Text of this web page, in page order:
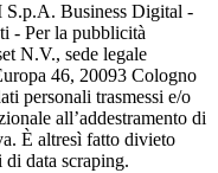
S.p.A. Business Digital -
- Per la pubblicità
N.V., sede legale
46, 20093 Cologno
personali trasmessi e/o
all’addestramento di
È altresì fatto divieto
di data scraping.